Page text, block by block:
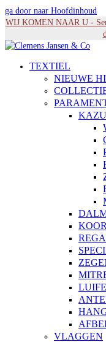
ga door naar Hoofdinhoud
WIJ KOMEN NAAR U -
TEXTIEL
NIEUWE
VLAGGEN